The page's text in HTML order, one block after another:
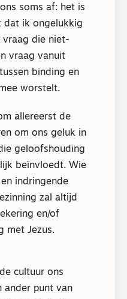
soms af: het is
dat ik ongelukkig
vraag die niet-
vraag vanuit
binding en
worstelt.
allereerst de
om ons geluk in
geloofshouding
beïnvloedt. Wie
indringende
zal altijd
en/of
met Jezus.
cultuur ons
ander punt van